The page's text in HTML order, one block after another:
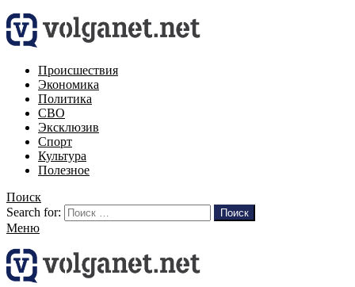
Происшествия
Экономика
Политика
СВО
Эксклюзив
Спорт
Культура
Полезное
Поиск
Search for:
Поиск
Меню